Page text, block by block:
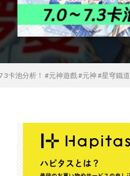
3卡池分析！ #元神遊戲 #元神 #星穹鐵道